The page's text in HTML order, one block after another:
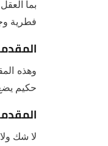
بما
فطرية
وهذه
حكيم
لا شك